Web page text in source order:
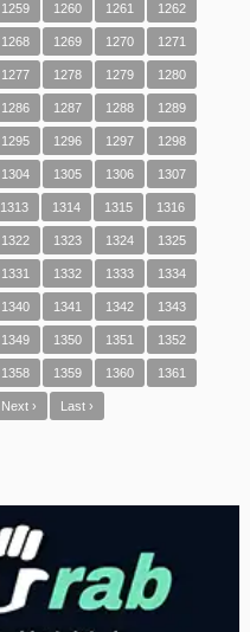
1259 1260 1261 1262
1268 1269 1270 1271
1277 1278 1279 1280
1286 1287 1288 1289
1295 1296 1297 1298
1304 1305 1306 1307
1313 1314 1315 1316
1322 1323 1324 1325
1331 1332 1333 1334
1340 1341 1342 1343
1349 1350 1351 1352
1358 1359 1360 1361
Next › Last ›